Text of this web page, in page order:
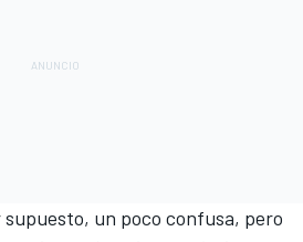
un poco confusa, pero